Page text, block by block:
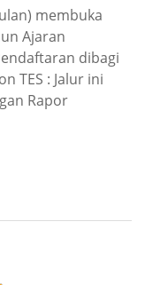
membuka
Ajaran
dibagi
TES : Jalur ini
Rapor